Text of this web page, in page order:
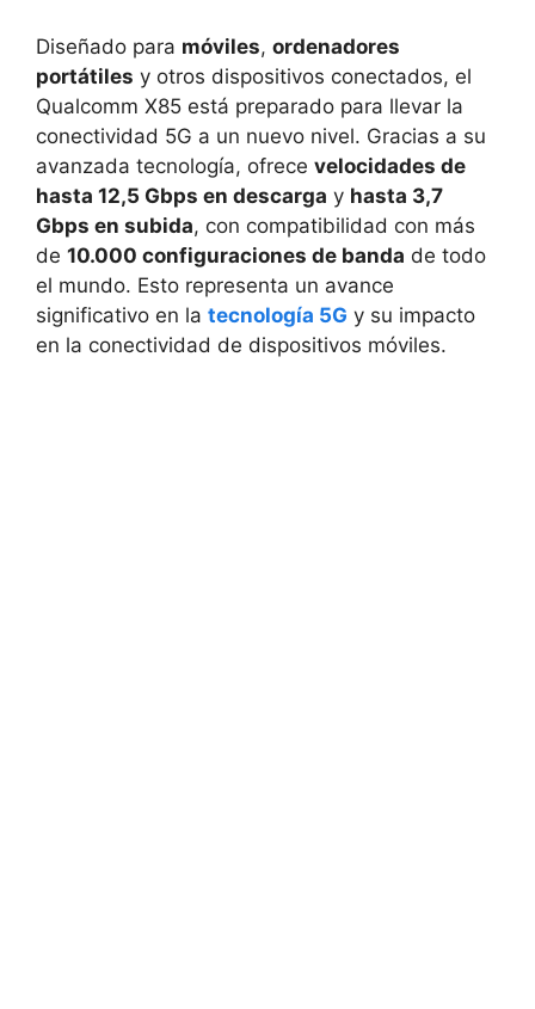
Diseñado para móviles, ordenadores
portátiles y otros dispositivos conectados, el
Qualcomm X85 está preparado para llevar la
conectividad 5G a un nuevo nivel. Gracias a su
avanzada tecnología, ofrece velocidades de
hasta 12,5 Gbps en descarga y hasta 3,7
Gbps en subida, con compatibilidad con más
de 10.000 configuraciones de banda de todo
el mundo. Esto representa un avance
significativo en la tecnología 5G y su impacto
en la conectividad de dispositivos móviles.